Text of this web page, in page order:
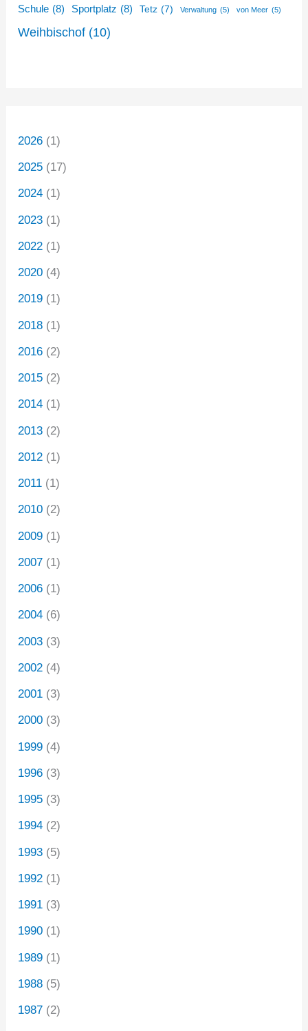
Schule (8) Sportplatz (8) Tetz (7) Verwaltung (5) von Meer (5)
Weihbischof (10)
2026 (1)
2025 (17)
2024 (1)
2023 (1)
2022 (1)
2020 (4)
2019 (1)
2018 (1)
2016 (2)
2015 (2)
2014 (1)
2013 (2)
2012 (1)
2011 (1)
2010 (2)
2009 (1)
2007 (1)
2006 (1)
2004 (6)
2003 (3)
2002 (4)
2001 (3)
2000 (3)
1999 (4)
1996 (3)
1995 (3)
1994 (2)
1993 (5)
1992 (1)
1991 (3)
1990 (1)
1989 (1)
1988 (5)
1987 (2)